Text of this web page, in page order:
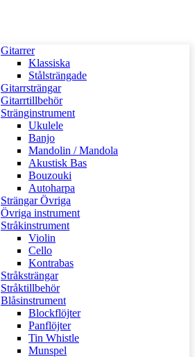
Gitarrer
Klassiska
Stålsträngade
Gitarrsträngar
Gitarrtillbehör
Stränginstrument
Ukulele
Banjo
Mandolin / Mandola
Akustisk Bas
Bouzouki
Autoharpa
Strängar Övriga
Övriga instrument
Stråkinstrument
Violin
Cello
Kontrabas
Stråksträngar
Stråktillbehör
Blåsinstrument
Blockflöjter
Panflöjter
Tin Whistle
Munspel